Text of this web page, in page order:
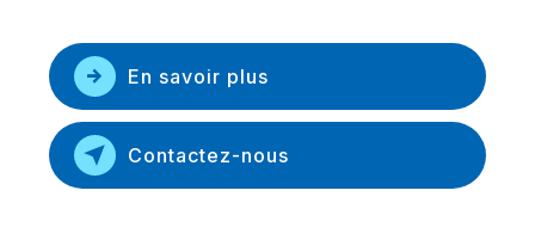
En savoir plus
Contactez-nous